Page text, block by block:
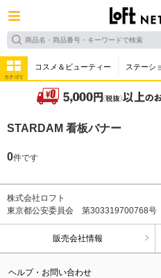
カテゴリ
コスメ＆ビューティー ステーシ
STARDAM 看板バナー
0件です
株式会社ロフト
東京都公安委員会 第303319700768号
販売会社情報
ヘルプ・お問い合わせ